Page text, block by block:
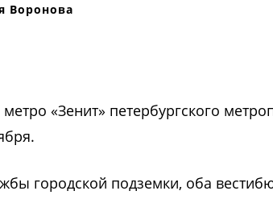
Воронова
«Зенит» петербургского
городской подземки, оба